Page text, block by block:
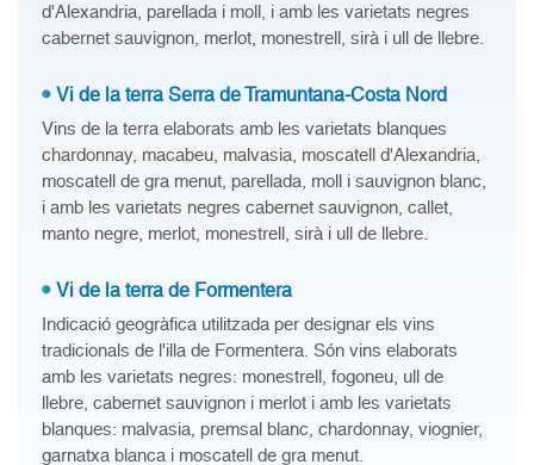
d'Alexandria, parellada i moll, i amb les varietats negres
cabernet sauvignon, merlot, monestrell, sirà i ull de llebre.
Vi de la terra Serra de Tramuntana-Costa Nord
Vins de la terra elaborats amb les varietats blanques
chardonnay, macabeu, malvasia, moscatell d'Alexandria,
moscatell de gra menut, parellada, moll i sauvignon blanc,
i amb les varietats negres cabernet sauvignon, callet,
manto negre, merlot, monestrell, sirà i ull de llebre.
Vi de la terra de Formentera
Indicació geogràfica utilitzada per designar els vins
tradicionals de l'illa de Formentera. Són vins elaborats
amb les varietats negres: monestrell, fogoneu, ull de
llebre, cabernet sauvignon i merlot i amb les varietats
blanques: malvasia, premsal blanc, chardonnay, viognier,
garnatxa blanca i moscatell de gra menut.